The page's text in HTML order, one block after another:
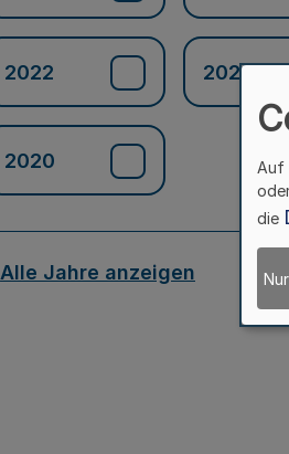
2022 2021
2020
Alle Jahre anzeigen
Auf
die